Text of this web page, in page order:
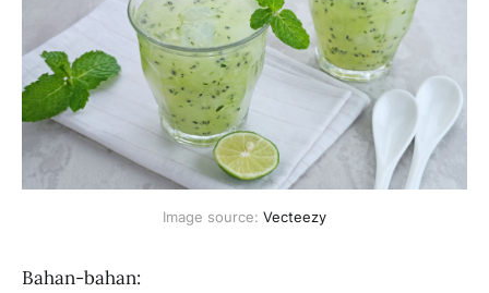
Image source: Vecteezy
Bahan-bahan: